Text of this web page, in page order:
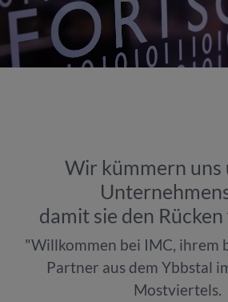
Wir kümmern uns
damit sie den
"Willkommen bei IMC, ihrem
Partner aus dem Ybbstal
Mostviertels.